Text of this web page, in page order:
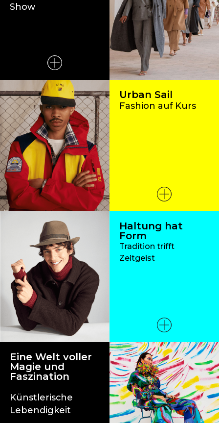
Show
Urban Sail
Fashion auf Kurs
Haltung hat
Form
Tradition trifft
Zeitgeist
Eine Welt voller
Magie und
Faszination
Künstlerische
Lebendigkeit